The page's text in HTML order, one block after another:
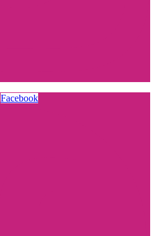
Facebook